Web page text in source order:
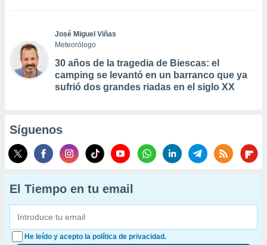
José Miguel Viñas
Meteorólogo
30 años de la tragedia de Biescas: el
camping se levantó en un barranco que ya
sufrió dos grandes riadas en el siglo XX
Síguenos
El Tiempo en tu email
He leído y acepto la política de privacidad.